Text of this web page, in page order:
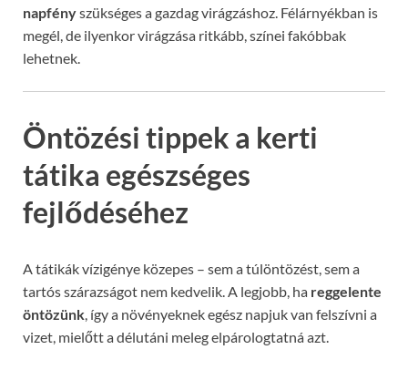
napfényszükséges a gazdag virágzáshoz. Félárnyékban is
megél, de ilyenkor virágzása ritkább, színei fakóbbak
lehetnek.
Öntözési tippek a kerti
tátika egészséges
fejlődéséhez
A tátikák vízigénye közepes – sem a túlöntözést, sem a
tartós szárazságot nem kedvelik. A legjobb, ha reggelente
öntözünk , így a növényeknek egész napjuk van felszívni a
vizet, mielőtt a délutáni meleg elpárologtatná azt.